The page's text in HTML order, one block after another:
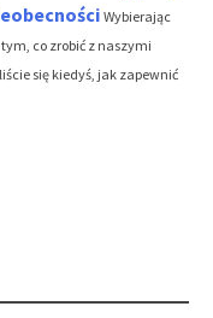
Wybierając
co zrobić z naszymi
się kiedyś, jak zapewnić